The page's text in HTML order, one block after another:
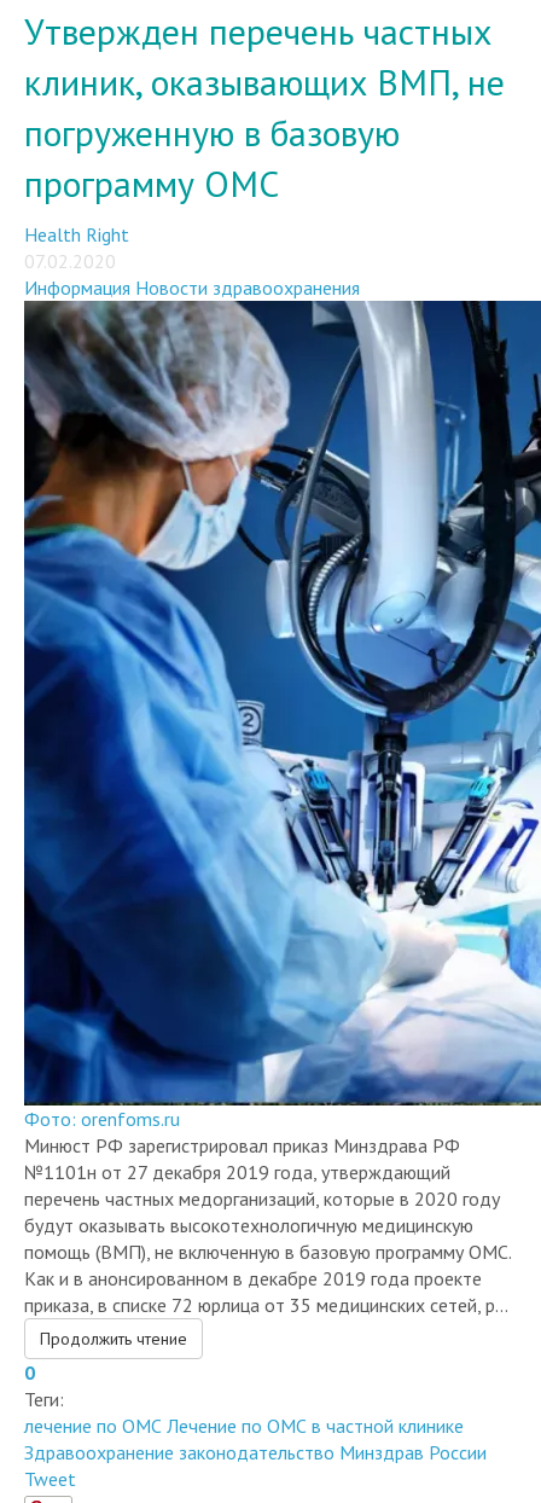
Утвержден перечень частных
клиник, оказывающих ВМП, не
погруженную в базовую
программу ОМС
Health Right
07.02.2020
Информация Новости здравоохранения
Фото: orenfoms.ru
Минюст РФ зарегистрировал приказ Минздрава РФ
№1101н от 27 декабря 2019 года, утверждающий
перечень частных медорганизаций, которые в 2020 году
будут оказывать высокотехнологичную медицинскую
помощь (ВМП), не включенную в базовую программу ОМС.
Как и в анонсированном в декабре 2019 года проекте
приказа, в списке 72 юрлица от 35 медицинских сетей, р...
Продолжить чтение
0
Теги:
лечение по ОМС Лечение по ОМС в частной клинике
Здравоохранение законодательство Минздрав России
Tweet